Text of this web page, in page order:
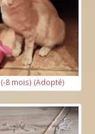
8 mois) (Adopté)